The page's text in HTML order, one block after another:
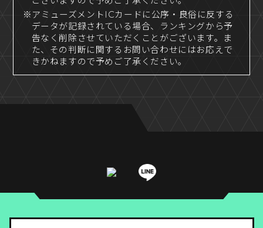
※アミューズメントICカードに公序・良俗に反する
データが記録されている場合、ランキングから予
告なく削除させていただくことがございます。ま
た、その判断に関するお問い合わせにはお応えで
きかねますので予めご了承ください。